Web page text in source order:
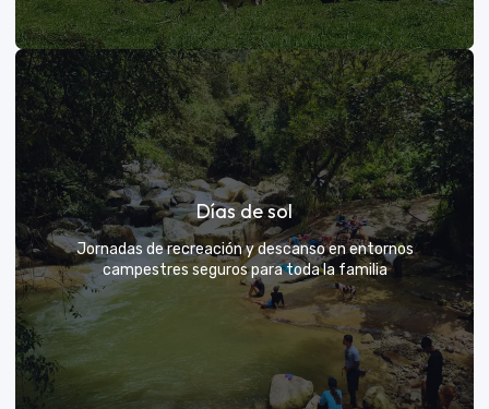
Rutas grupales clásicas
Únete a la manada y descubre nuevos senderos
VER MÁS
Días de sol
Jornadas de recreación y descanso en entornos
campestres seguros para toda la familia